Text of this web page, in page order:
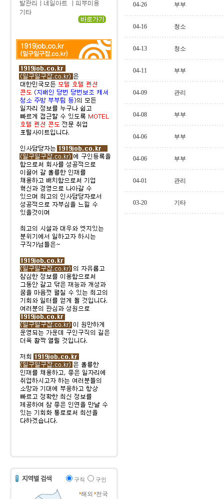
구직 구인
해외
전국
04-26 부부
04-16 청소
04-13 청소
04-11 부부
04-09 관리
04-08 부부
04-06 부부
04-06 부부
04-01 관리
03-20 기타